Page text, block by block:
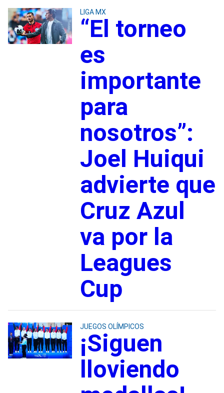
LIGA MX
“El torneo
es
importante
para
nosotros”:
Joel Huiqui
advierte que
Cruz Azul
va por la
Leagues
Cup
JUEGOS OLÍMPICOS
¡Siguen
lloviendo